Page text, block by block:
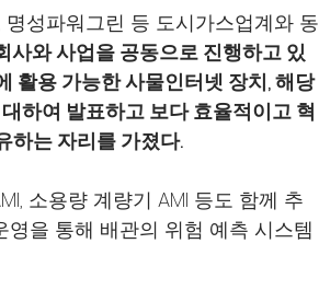
성파워그린 등 도시가스업계와 동
사와 사업을 공동으로 진행하고 있
활용 가능한 사물인터넷 장치, 해당
하여 발표하고 보다 효율적이고 혁
하는 자리를 가졌다.
소용량 계량기 AMI 등도 함께 추
을 통해 배관의 위험 예측 시스템